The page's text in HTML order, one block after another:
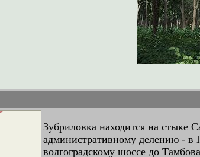
Зубриловка находится на стыке
административному делению - в
волгоградскому шоссе до